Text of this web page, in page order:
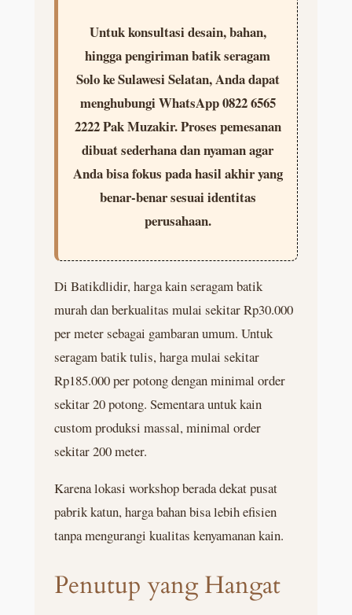
Untuk konsultasi desain, bahan,
hingga pengiriman batik seragam
Solo ke Sulawesi Selatan, Anda dapat
menghubungi WhatsApp 0822 6565
2222 Pak Muzakir. Proses pemesanan
dibuat sederhana dan nyaman agar
Anda bisa fokus pada hasil akhir yang
benar-benar sesuai identitas
perusahaan.
Di Batikdlidir, harga kain seragam batik
murah dan berkualitas mulai sekitar Rp30.000
per meter sebagai gambaran umum. Untuk
seragam batik tulis, harga mulai sekitar
Rp185.000 per potong dengan minimal order
sekitar 20 potong. Sementara untuk kain
custom produksi massal, minimal order
sekitar 200 meter.
Karena lokasi workshop berada dekat pusat
pabrik katun, harga bahan bisa lebih efisien
tanpa mengurangi kualitas kenyamanan kain.
Penutup yang Hangat